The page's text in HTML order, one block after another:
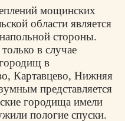
мощинских
области является
стороны.
в случае
в
Картавцево, Нижняя
представляется
городища имели
пологие спуски.